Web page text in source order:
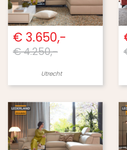
€ 3.650,-
€ 4.250,-
Utrecht